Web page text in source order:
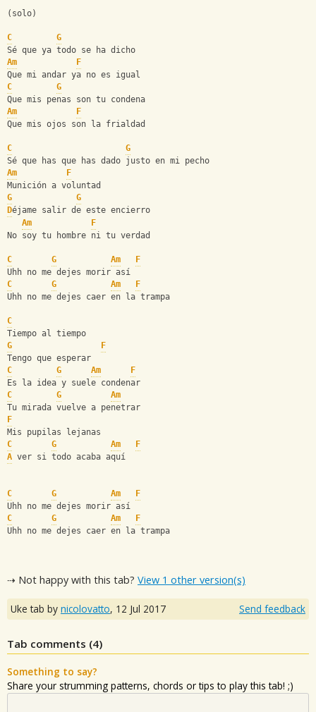
(solo)
C
G
Sé que ya todo se ha dicho
Am
F
Que mi andar ya no es igual
C
G
Que mis penas son tu condena
Am
F
Que mis ojos son la frialdad
C
G
Sé que has que has dado justo en mi pecho
Am
F
Munición a voluntad
G
G
Déjame salir de este encierro
Am
F
No soy tu hombre ni tu verdad
C G Am
F
Uhh no me dejes morir así
C
G Am
F
Uhh no me dejes caer en la trampa
C
Tiempo al tiempo
G
F
Tengo que esperar
C
G Am
F
Es la idea y suele condenar
C
G
Am
Tu mirada vuelve a penetrar
F
Mis pupilas lejanas
C
G Am
F
A ver si todo acaba aquí
C G Am
F
Uhh no me dejes morir así
C
G Am
F
Uhh no me dejes caer en la trampa
⇢ Not happy with this tab? View 1 other version(s)
Uke tab by nicolovatto, 12 Jul 2017 Send feedback
Tab comments (4)
Something to say?
Share your strumming patterns, chords or tips to play this tab! ;)